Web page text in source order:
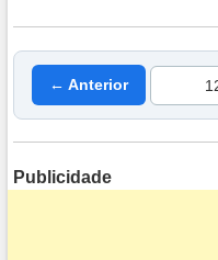
← Anterior
Publicidade